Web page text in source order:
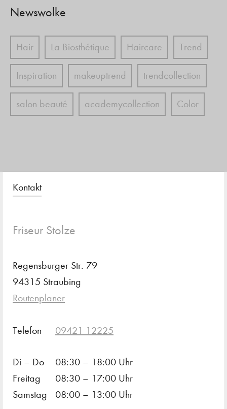
Newswolke
Hair La Biosthétique Haircare Trend
Inspiration makeuptrend trendcollection
salon beauté academycollection Color
Kontakt
Friseur Stolze
Regensburger Str. 79
94315 Straubing
Routenplaner
Telefon 09421 12225
Di – Do
08:30 – 18:00 Uhr
Freitag
08:30 – 17:00 Uhr
Samstag
08:00 – 13:00 Uhr